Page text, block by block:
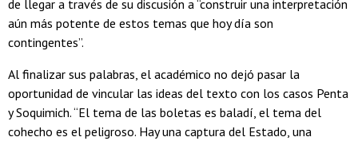
de llegar a través de su discusión a “construir una interpretación
aún más potente de estos temas que hoy día son
contingentes”.
Al finalizar sus palabras, el académico no dejó pasar la
oportunidad de vincular las ideas del texto con los casos Penta
y Soquimich. “El tema de las boletas es baladí, el tema del
cohecho es el peligroso. Hay una captura del Estado, una